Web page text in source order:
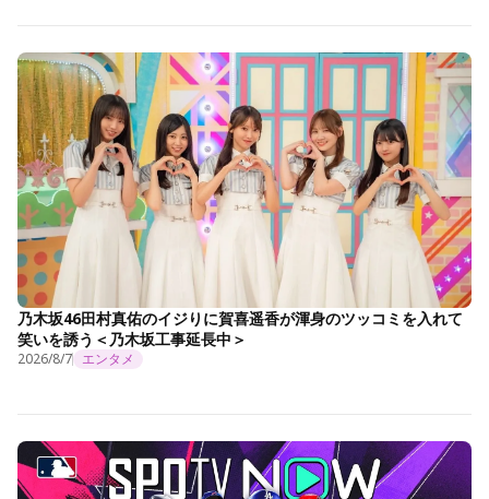
乃木坂46田村真佑のイジりに賀喜遥香が渾身のツッコミを入れて
笑いを誘う＜乃木坂工事延長中＞
2026/8/7 エンタメ